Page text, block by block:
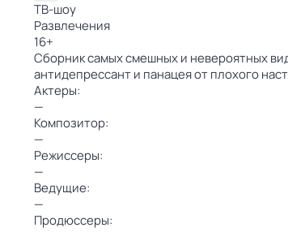
ТВ-шоу
Развлечения
16+
Сборник самых смешных и невероятных
антидепрессант и панацея от плохого
Актеры:
—
Композитор:
—
Режиссеры:
—
Ведущие:
—
Продюссеры: